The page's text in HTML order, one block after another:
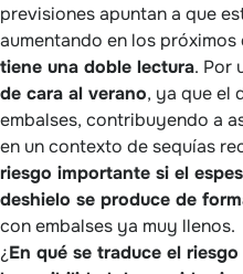
previsiones apuntan a que
aumentando en los próximos
tiene una doble lectura. Por
de cara al verano, ya que el
embalses, contribuyendo a
en un contexto de sequías
riesgo importante si el
deshielo se produce de
con embalses ya muy llenos.
¿En qué se traduce el